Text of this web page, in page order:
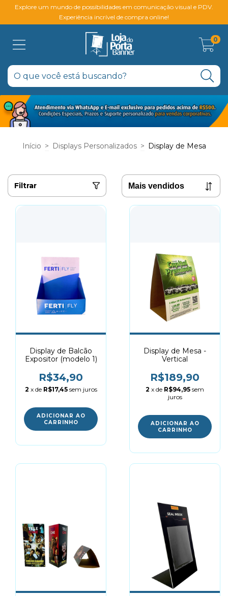
Explore um mundo de possibilidades em comunicação visual e PDV.
Experiência incrível de compra online!
0
Início > Displays Personalizados > Display de Mesa
Filtrar
Display de Balcão
Expositor (modelo 1)
R$34,90
2 x de R$17,45 sem juros
ADICIONAR AO
CARRINHO
Display de Mesa -
Vertical
R$189,90
2 x de R$94,95 sem
juros
ADICIONAR AO
CARRINHO